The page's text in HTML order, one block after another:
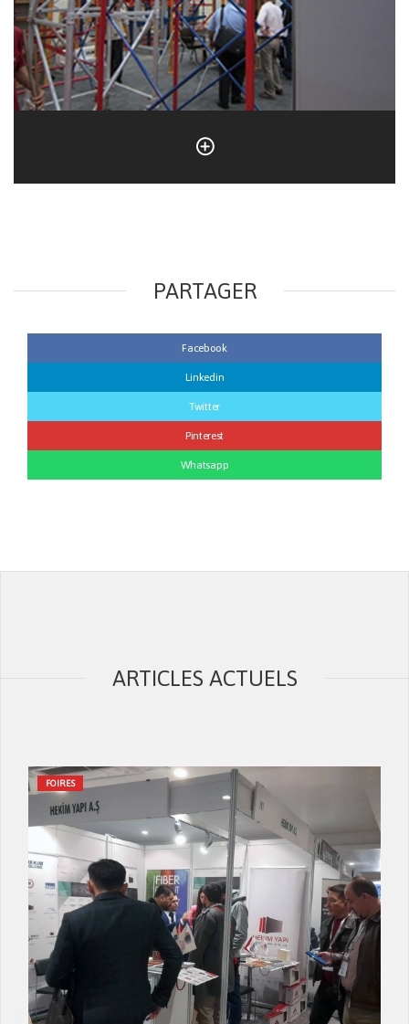
PARTAGER
Facebook
Linkedin
Twitter
Pinterest
Whatsapp
ARTICLES ACTUELS
FOIRES